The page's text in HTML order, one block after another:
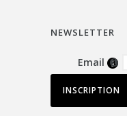
NEWSLETTER
Email